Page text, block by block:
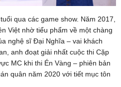
qua các game show. Năm 2017,
Việt nhờ tiểu phẩm về một chàng
nghệ sĩ Đại Nghĩa – vai khách
anh đoạt giải nhất cuộc thi Cặp
MC khi thi Én Vàng – phiên bản
quân năm 2020 với tiết mục tôn